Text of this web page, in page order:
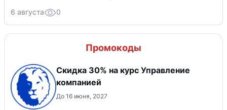
6 августа 0
Промокоды
Скидка 30% на курс Управление
компанией
До 16 июня, 2027